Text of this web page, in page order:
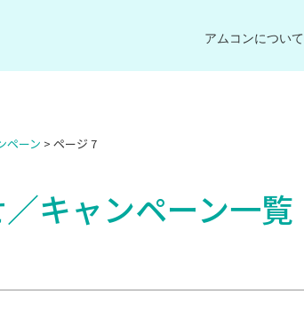
アムコンについて
ペーン > ページ 7
キャンペーン一覧